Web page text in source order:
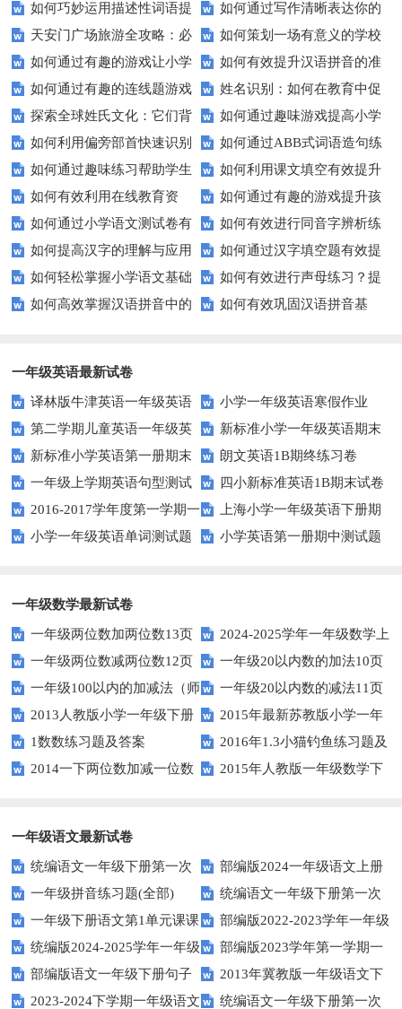
力？
拼写能力？
如何巧妙运用描述性词语提
升教育效果？
如何通过写作清晰表达你的
愿望？
天安门广场旅游全攻略：必
看的历史与文化景点
如何策划一场有意义的学校
升旗仪式？
如何通过有趣的游戏让小学
生轻松掌握常见姓氏？
如何有效提升汉语拼音的准
确性和流利度？这里有妙招！
如何通过有趣的连线题游戏
提升孩子的逻辑思维能力？
姓名识别：如何在教育中促
进个性化学习？
探索全球姓氏文化：它们背
后隐藏的故事？
如何通过趣味游戏提高小学
生的拼音水平？
如何利用偏旁部首快速识别
汉字？
如何通过ABB式词语造句练
习提高孩子的语言表达能力？
如何通过趣味练习帮助学生
掌握反义词匹配？
如何利用课文填空有效提升
语文成绩？
如何有效利用在线教育资
源？
如何通过有趣的游戏提升孩
子的句子补全技巧？
如何通过小学语文测试卷有
效提高孩子的阅读与写作技能？
如何有效进行同音字辨析练
习？这些方法让你事半功倍！
如何提高汉字的理解与应用
能力？这里有妙招！
如何通过汉字填空题有效提
升小学生的汉字书写能力？
如何轻松掌握小学语文基础
知识？
如何有效进行声母练习？提
升发音技巧有妙招！
如何高效掌握汉语拼音中的
如何有效巩固汉语拼音基
一年级英语最新试卷
译林版牛津英语一年级英语
1AB测试卷
小学一年级英语寒假作业
第二学期儿童英语一年级英
语期末试卷
新标准小学一年级英语期末
质量检测题
新标准小学英语第一册期末
测试题
朗文英语1B期终练习卷
一年级上学期英语句型测试
题
四小新标准英语1B期末试卷
2016-2017学年度第一学期一
起一年级英语期中试卷
上海小学一年级英语下册期
中试卷
小学一年级英语单词测试题 小学英语第一册期中测试题
一年级数学最新试卷
一年级两位数加两位数13页
2024-2025学年一年级数学上
册期末素养测评卷（考试版A4
人教版）
一年级两位数减两位数12页
一年级20以内数的加法10页
一年级100以内的加减法（师
版）
一年级20以内数的减法11页
2013人教版小学一年级下册
第三单元整理与复习（一）练习
题
2015年最新苏教版小学一年
级数学下册第一次月考试卷
1数数练习题及答案
2016年1.3小猫钓鱼练习题及
答案
2014一下两位数加减一位数
2015年人教版一年级数学下
一年级语文最新试卷
统编语文一年级下册第一次
月考测试题7
部编版2024一年级语文上册
第一单元检测卷
一年级拼音练习题(全部)
统编语文一年级下册第一次
月考测试题6
一年级下册语文第1单元课课
练
部编版2022-2023学年一年级
语文下册期中复习卷
统编版2024-2025学年一年级
语文上册期末巩固测试卷
部编版2023学年第一学期一
年级语文期中综合试卷
部编版语文一年级下册句子
专项训练
2013年冀教版一年级语文下
期末测试卷及答案
2023-2024下学期一年级语文 统编语文一年级下册第一次